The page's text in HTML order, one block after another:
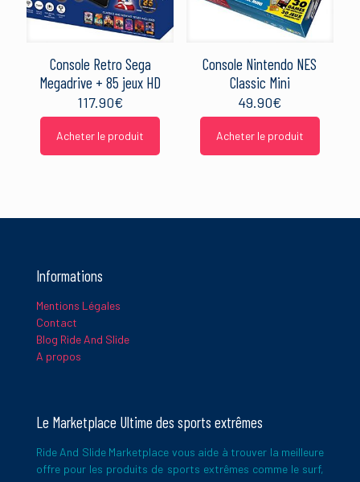
Console Retro Sega
Megadrive + 85 jeux HD
117.90€
Acheter le produit
Console Nintendo NES
Classic Mini
49.90€
Acheter le produit
Informations
Mentions Légales
Contact
Blog Ride And Slide
A propos
Le Marketplace Ultime des sports extrêmes
Ride And Slide Marketplace vous aide à trouver la meilleure
offre pour les produits de sports extrêmes comme le surf,